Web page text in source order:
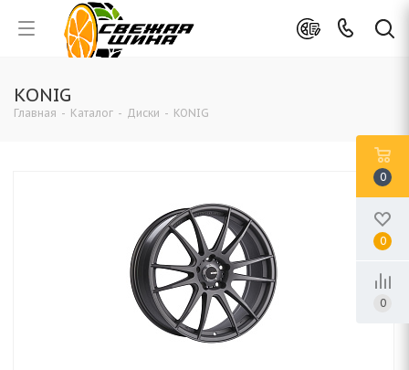
KONIG
Главная - Каталог - Диски - KONIG
0
0
0